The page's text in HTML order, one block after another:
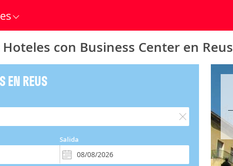
con Business Center en Reus
EN REUS
Salida